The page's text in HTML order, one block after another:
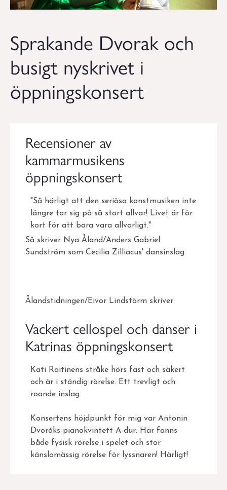
Sprakande Dvorak och
busigt nyskrivet i
öppningskonsert
Recensioner av
kammarmusikens
öppningskonsert
"Så härligt att den seriösa konstmusiken inte
längre tar sig på så stort allvar! Livet är för
kort för att bara vara allvarligt."
Så skriver Nya Åland/Anders Gabriel
Sundström som Cecilia Zilliacus' dansinslag.
Ålandstidningen/Eivor Lindstörm skriver:
Vackert cellospel och danser i
Katrinas öppningskonsert
Kati Raitinens stråke hörs fast och säkert
och är i ständig rörelse. Ett trevligt och
roande inslag.
Konsertens höjdpunkt för mig var Antonin
Dvoráks pianokvintett A-dur: Här fanns
både fysisk rörelse i spelet och stor
känslomässig rörelse för lyssnaren! Härligt!